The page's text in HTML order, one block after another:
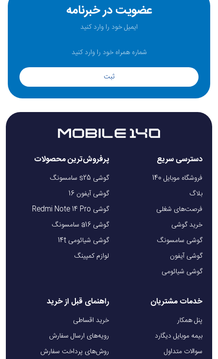
عضویت در خبرنامه
ثبت
دسترسی سریع
فروشگاه موبایل 140
بلاگ
فرصت‌های شغلی
خرید گوشی
گوشی سامسونگ
گوشی آیفون
گوشی شیائومی
پرفروش‌ترین محصولات
گوشی s25 سامسونگ
گوشی آیفون 16
گوشی Redmi Note 14 Pro
گوشی a16 سامسونگ
گوشی شیائومی 14t
لوازم کمپینگ
خدمات مشتریان
پنل همکار
بیمه موبایل دیگارد
سوالات متداول
راهنمای قبل از خرید
خرید اقساطی
رویه‌های ارسال سفارش
روش‌های پرداخت سفارش